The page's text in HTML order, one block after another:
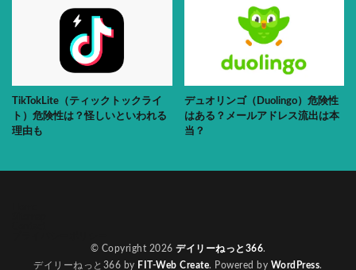
TikTokLite（ティックトックライ
ト）危険性は？怪しいといわれる
理由も
デュオリンゴ（Duolingo）危険性
はある？メールアドレス流出は本
当？
© Copyright 2026 デイリーねっと366.
デイリーねっと366 by FIT-Web Create. Powered by WordPress.